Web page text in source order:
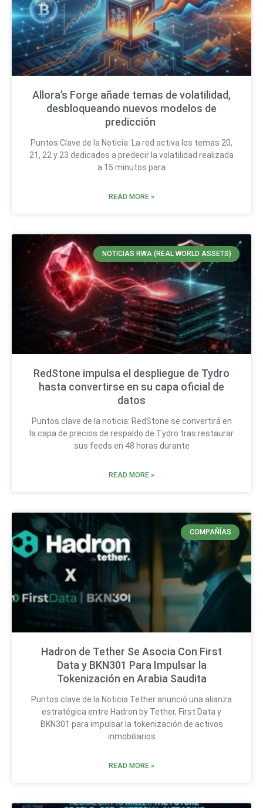
Allora’s Forge añade temas de volatilidad,
desbloqueando nuevos modelos de
predicción
Puntos Clave de la Noticia: La red activa los temas 20,
21, 22 y 23 dedicados a predecir la volatilidad realizada
a 15 minutos para
READ MORE »
NOTICIAS RWA (REAL WORLD ASSETS)
RedStone impulsa el despliegue de Tydro
hasta convertirse en su capa oficial de
datos
Puntos clave de la noticia: RedStone se convertirá en
la capa de precios de respaldo de Tydro tras restaurar
sus feeds en 48 horas durante
READ MORE »
COMPAÑÍAS
Hadron de Tether Se Asocia Con First
Data y BKN301 Para Impulsar la
Tokenización en Arabia Saudita
Puntos clave de la Noticia Tether anunció una alianza
estratégica entre Hadron by Tether, First Data y
BKN301 para impulsar la tokenización de activos
inmobiliarios
READ MORE »